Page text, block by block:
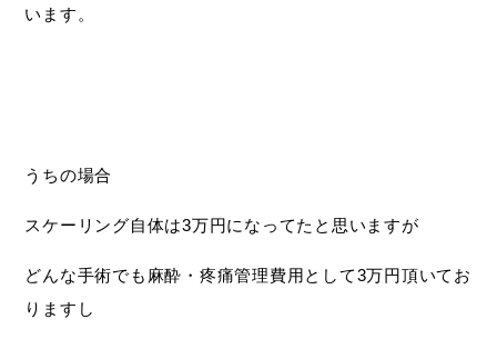
います。
うちの場合
スケーリング自体は3万円になってたと思いますが
どんな手術でも麻酔・疼痛管理費用として3万円頂いてお
りますし